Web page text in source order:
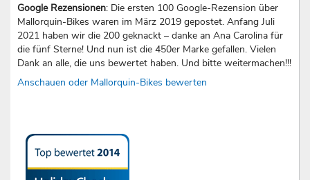
Google Rezensionen: Die ersten 100 Google-Rezension über
Mallorquin-Bikes waren im März 2019 gepostet. Anfang Juli
2021 haben wir die 200 geknackt – danke an Ana Carolina für
die fünf Sterne! Und nun ist die 450er Marke gefallen. Vielen
Dank an alle, die uns bewertet haben. Und bitte weitermachen!!!
Anschauen oder Mallorquin-Bikes bewerten